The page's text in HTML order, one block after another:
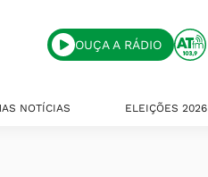
OUÇA A RÁDIO
NOTÍCIAS ELEIÇÕES 2026